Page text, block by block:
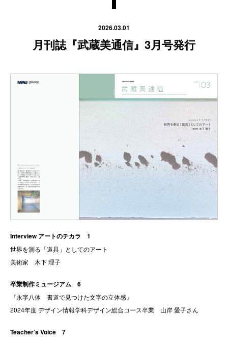
2026.03.01
月刊誌『武蔵美通信』3月号発行
Interview アートのチカラ 1
世界を測る「道具」としてのアート
美術家 木下 理子
卒業制作ミュージアム 6
『永字八体 書道で見つけた文字の立体感』
2024年度 デザイン情報学科デザイン総合コース卒業 山岸 愛子さん
Teacher’s Voice 7